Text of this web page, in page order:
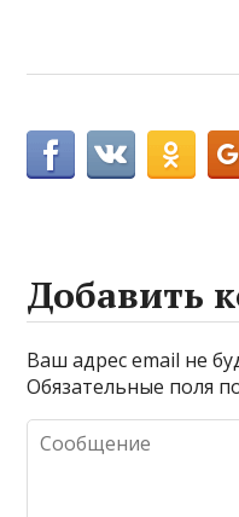
Добавить
Ваш адрес email не
Обязательные поля